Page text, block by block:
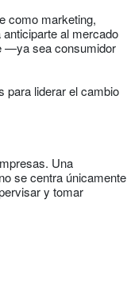
como marketing,
al mercado
—ya sea consumidor
para liderar el cambio
Una
se centra únicamente
y tomar